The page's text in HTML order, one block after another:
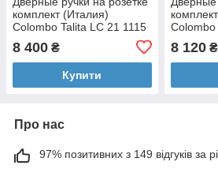
комплект (Италия)
Colombo Talita LC 21 1115
8 400 ₴
Купити
Colombo
8 120₴
Про нас
97% позитивних з 149 відгуків за